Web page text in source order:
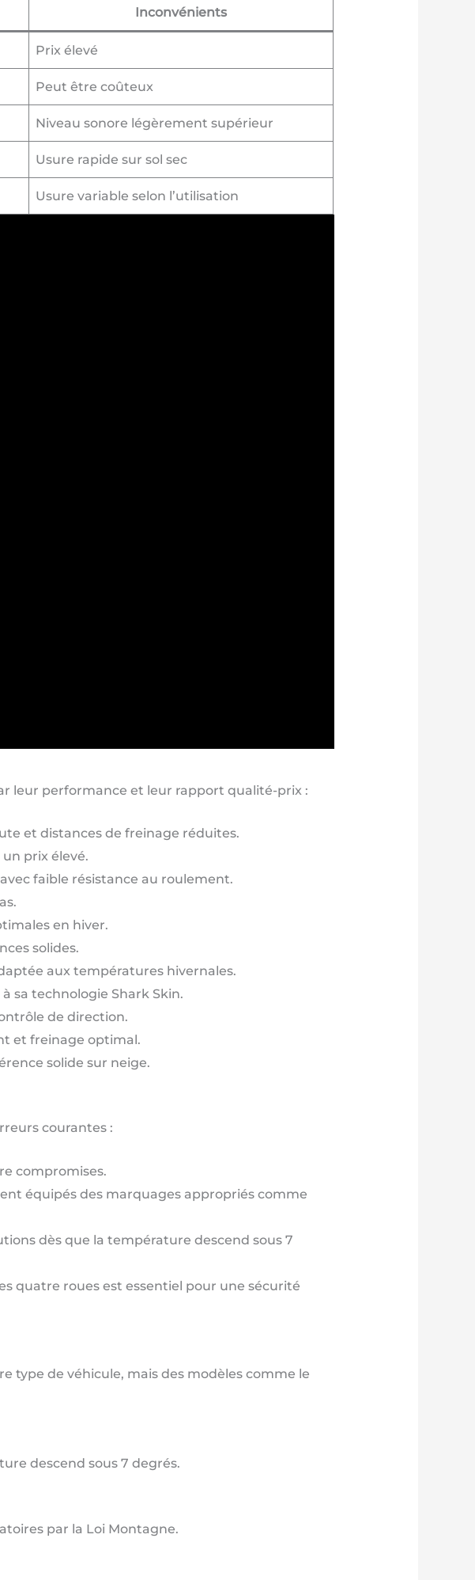
Inconvénients
Prix élevé
Peut être coûteux
Niveau sonore légèrement supérieur
Usure rapide sur sol sec
Usure variable selon l’utilisation
leur performance et leur rapport qualité-prix :
et distances de freinage réduites.
prix élevé.
faible résistance au roulement.
en hiver.
solides.
aux températures hivernales.
sa technologie Shark Skin.
de direction.
et freinage optimal.
solide sur neige.
courantes :
compromises.
équipés des marquages appropriés comme
dès que la température descend sous 7
quatre roues est essentiel pour une sécurité
type de véhicule, mais des modèles comme le
descend sous 7 degrés.
par la Loi Montagne.